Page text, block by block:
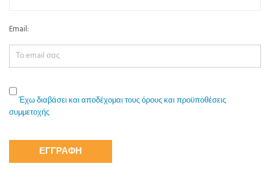
Email:
Έχω διαβάσει και αποδέχομαι τους όρους και προϋποθέσεις
συμμετοχής